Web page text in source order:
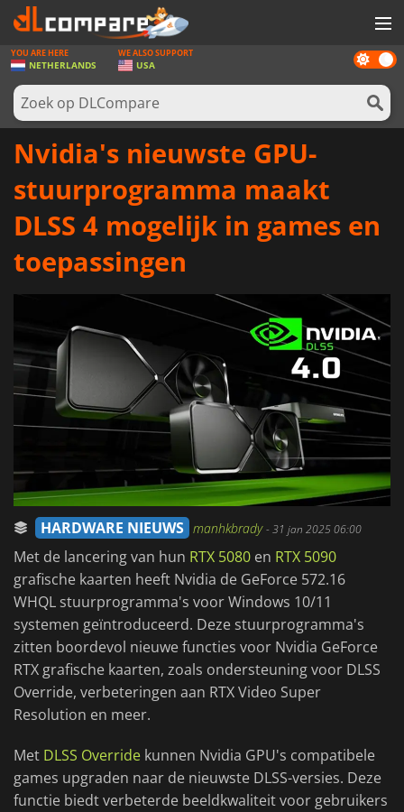
SPELLEN
GAME CARDS
SOFTWARE
Dark
mode
YOU ARE HERE
NETHERLANDS
WE ALSO SUPPORT
USA
Nvidia's nieuwste GPU-
stuurprogramma maakt
DLSS 4 mogelijk in games en
toepassingen
HARDWARE NIEUWS manhkbrady-31 jan 2025 06:00
Met de lancering van hun RTX 5080 en RTX 5090
grafische kaarten heeft Nvidia de GeForce 572.16
WHQL stuurprogramma's voor Windows 10/11
systemen geïntroduceerd. Deze stuurprogramma's
zitten boordevol nieuwe functies voor Nvidia GeForce
RTX grafische kaarten, zoals ondersteuning voor DLSS
Override, verbeteringen aan RTX Video Super
Resolution en meer.
Met DLSS Override kunnen Nvidia GPU's compatibele
games upgraden naar de nieuwste DLSS-versies. Deze
functie biedt verbeterde beeldkwaliteit voor gebruikers